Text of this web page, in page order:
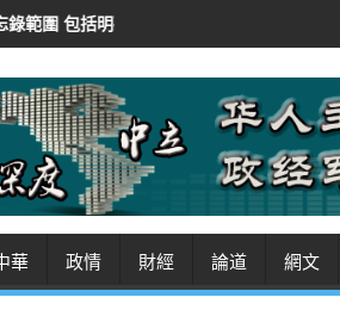
一人生成AI短劇《歸墟》爆紅 作者：幾
華 政情 財經 論道 網文